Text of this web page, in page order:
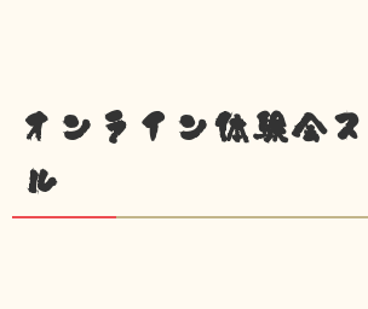
オンライン体験会
ル